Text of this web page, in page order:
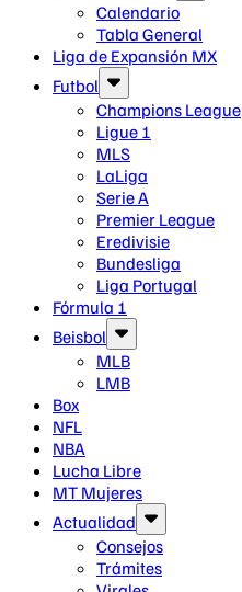
Calendario
Tabla General
Liga de Expansión MX
Futbol
Champions League
Ligue 1
MLS
LaLiga
Serie A
Premier League
Eredivisie
Bundesliga
Liga Portugal
Fórmula 1
Beisbol
MLB
LMB
Box
NFL
NBA
Lucha Libre
MT Mujeres
Actualidad
Consejos
Trámites